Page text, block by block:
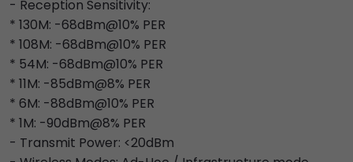
- Reception Sensitivity:
* 130M: -68dBm@10% PER
* 108M: -68dBm@10% PER
* 54M: -68dBm@10% PER
* 11M: -85dBm@8% PER
* 6M: -88dBm@10% PER
* 1M: -90dBm@8% PER
- Transmit Power: <20dBm